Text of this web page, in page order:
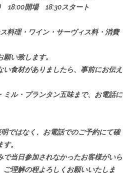
18:00開場 18:30スタート
料理・ワイン・サーヴィス料・消費
致します。
い食材がありましたら、事前にお伝え
ミル・プランタン五味まで、お電話に
ではなく、お電話でのご予約にて確
。
で当日参加されなかったお客様がいら
ご理解の程よろしくお願いいたしま